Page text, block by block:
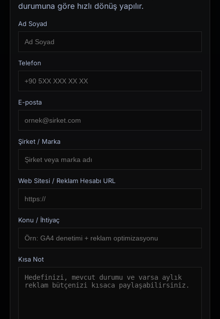
durumuna göre hızlı dönüş yapılır.
Ad Soyad
Telefon
E-posta
Şirket / Marka
Web Sitesi / Reklam Hesabı URL
Konu / İhtiyaç
Kısa Not